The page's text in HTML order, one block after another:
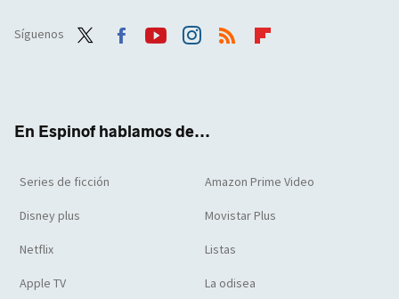
Síguenos
En Espinof hablamos de...
Series de ficción Amazon Prime Video
Disney plus Movistar Plus
Netflix Listas
Apple TV La odisea